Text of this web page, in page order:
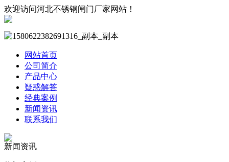
欢迎访问河北不锈钢闸门厂家网站！
网站首页
公司简介
产品中心
疑惑解答
经典案例
新闻资讯
联系我们
新闻资讯